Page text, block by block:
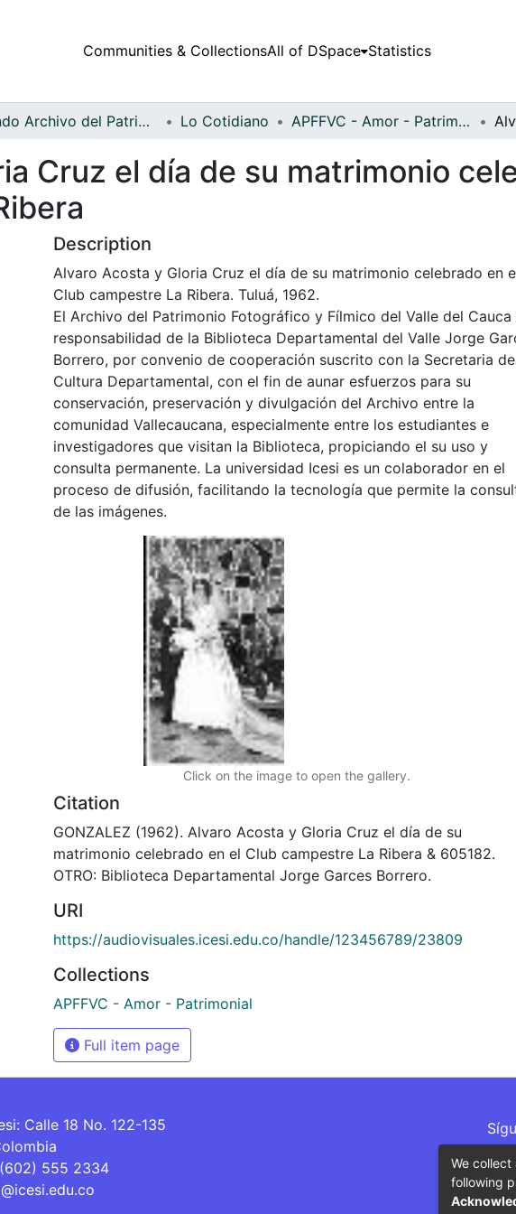
Communities & CollectionsAll of DSpace Statistics
Fondo Archivo del Patrimonio Fotográfico y Fílmico del Valle del Cauca Lo Cotidiano APFFVC - Amor - Patrimonial
Cruz el día de su matrimonio
Description
Alvaro Acosta y Gloria Cruz el día de su matrimonio celebrado en
Club campestre La Ribera. Tuluá, 1962.
El Archivo del Patrimonio Fotográfico y Fílmico del Valle del Cauca
responsabilidad de la Biblioteca Departamental del Valle Jorge
Borrero, por convenio de cooperación suscrito con la Secretaria
Cultura Departamental, con el fin de aunar esfuerzos para su
conservación, preservación y divulgación del Archivo entre la
comunidad Vallecaucana, especialmente entre los estudiantes e
investigadores que visitan la Biblioteca, propiciando el su uso y
consulta permanente. La universidad Icesi es un colaborador en el
proceso de difusión, facilitando la tecnología que permite la
de las imágenes.
Click on the image to open the gallery.
Citation
GONZALEZ (1962). Alvaro Acosta y Gloria Cruz el día de su
matrimonio celebrado en el Club campestre La Ribera & 605182.
OTRO: Biblioteca Departamental Jorge Garces Borrero.
URI
https://audiovisuales.icesi.edu.co/handle/123456789/23809
Collections
APFFVC - Amor - Patrimonial
Full item page
Calle 18 No. 122-135
555 2334
We
following